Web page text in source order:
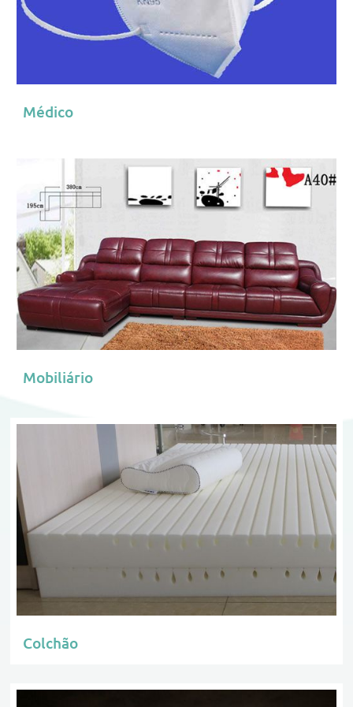
Médico
Mobiliário
Colchão